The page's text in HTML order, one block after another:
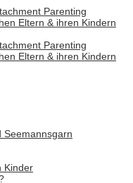
Seemannsgarn
Kinder